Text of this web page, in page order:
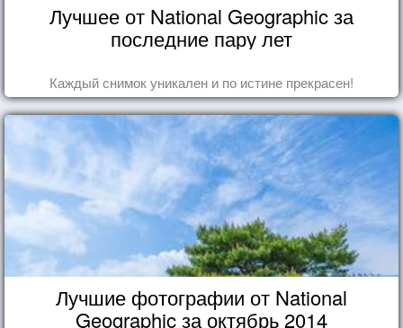
Лучшее от National Geographic за
последние пару лет
Каждый снимок уникален и по истине прекрасен!
Лучшие фотографии от National
Geographic за октябрь 2014